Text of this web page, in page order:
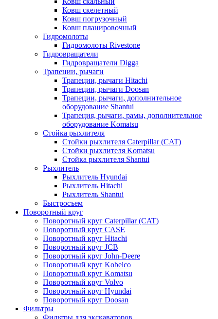
Ковш скелетный
Ковш погрузочный
Ковш планировочный
Гидромолоты
Гидромолоты Rivestone
Гидровращатели
Гидровращатели Digga
Трапеции, рычаги
Трапеции, рычаги Hitachi
Трапеции, рычаги Doosan
Трапеции, рычаги, дополнительное
оборудование Shantui
Трапеция, рычаги, рамы, дополнительное
оборудование Komatsu
Стойка рыхлителя
Стойки рыхлителя Caterpillar (CAT)
Стойки рыхлителя Komatsu
Стойка рыхлителя Shantui
Рыхлитель
Рыхлитель Hyundai
Рыхлитель Hitachi
Рыхлитель Shantui
Быстросъем
Поворотный круг
Поворотный круг Caterpillar (CAT)
Поворотный круг CASE
Поворотный круг Hitachi
Поворотный круг JCB
Поворотный круг John-Deere
Поворотный круг Kobelco
Поворотный круг Komatsu
Поворотный круг Volvo
Поворотный круг Hyundai
Поворотный круг Doosan
Фильтры
Фильтры для экскаваторов